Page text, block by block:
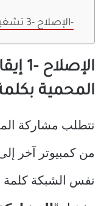
الإصلاح -3 تشغيل إعدادات الملف والطابعة-
المحمية
تتطلب مشاركة
من كمبيوتر آخر
نفس الشبكة كلمة